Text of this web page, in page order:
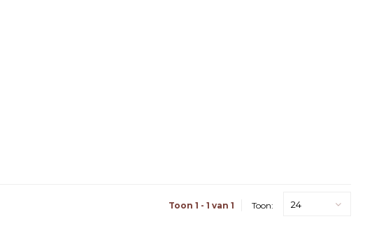
Toon 1 - 1 van 1 Toon: 24